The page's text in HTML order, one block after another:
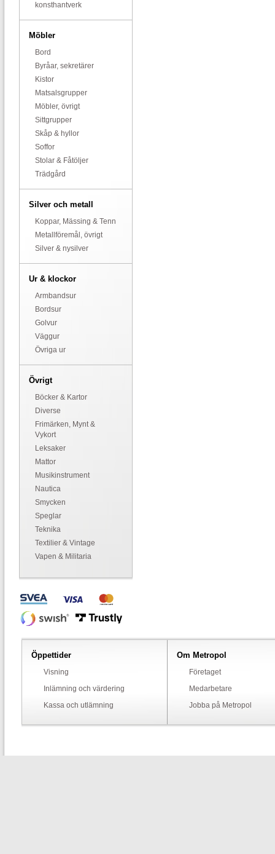
konsthantverk
Möbler
Bord
Byråar, sekretärer
Kistor
Matsalsgrupper
Möbler, övrigt
Sittgrupper
Skåp & hyllor
Soffor
Stolar & Fåtöljer
Trädgård
Silver och metall
Koppar, Mässing & Tenn
Metallföremål, övrigt
Silver & nysilver
Ur & klockor
Armbandsur
Bordsur
Golvur
Väggur
Övriga ur
Övrigt
Böcker & Kartor
Diverse
Frimärken, Mynt &
Vykort
Leksaker
Mattor
Musikinstrument
Nautica
Smycken
Speglar
Teknika
Textilier & Vintage
Vapen & Militaria
Öppettider
Visning
Inlämning och värdering
Kassa och utlämning
Om Metropol
Företaget
Medarbetare
Jobba på Metropol